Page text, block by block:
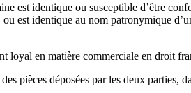
est identique ou susceptible d’être
est identique au nom patronymique
loyal en matière commerciale en droit
pièces déposées par les deux parties,